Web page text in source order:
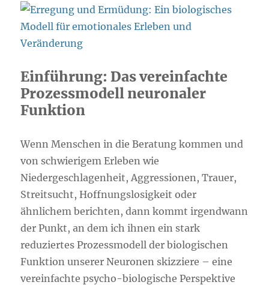
Einführung: Das vereinfachte
Prozessmodell neuronaler
Funktion
Wenn Menschen in die Beratung kommen und
von schwierigem Erleben wie
Niedergeschlagenheit, Aggressionen, Trauer,
Streitsucht, Hoffnungslosigkeit oder
ähnlichem berichten, dann kommt irgendwann
der Punkt, an dem ich ihnen ein stark
reduziertes Prozessmodell der biologischen
Funktion unserer Neuronen skizziere – eine
vereinfachte psycho-biologische Perspektive